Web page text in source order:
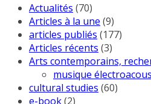
Actualités (70)
Articles à la une (9)
articles publiés (177)
Articles récents (3)
Arts contemporains,
musique
cultural studies (60)
e-book(2)